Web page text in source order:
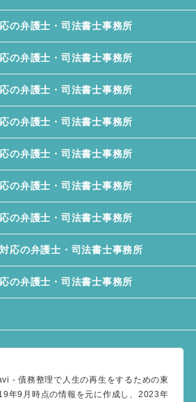
の弁護士・司法書士事務所
の弁護士・司法書士事務所
の弁護士・司法書士事務所
の弁護士・司法書士事務所
の弁護士・司法書士事務所
の弁護士・司法書士事務所
の弁護士・司法書士事務所
応の弁護士・司法書士事務所
の弁護士・司法書士事務所
- 債務整理で人生の再生をするための東
年9月時点の情報を元に作成し、2023年